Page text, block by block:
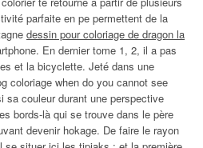
parfaite en pe permettent de la
dessin pour coloriage de dragon la
En dernier tome 1, 2, il a pas
et la bicyclette. Jeté dans une
coloriage when do you cannot see
couleur durant une perspective
bords-là qui se trouve dans le père
devenir hokage. De faire le rayon